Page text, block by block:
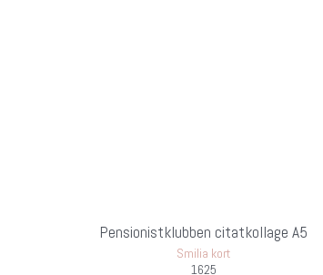
Pensionistklubben citatkollage A5
Smilia kort
1625